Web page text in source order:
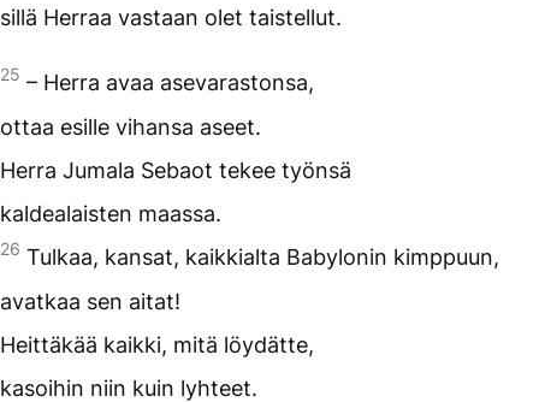
sillä Herraa vastaan olet taistellut.
25 – Herra avaa asevarastonsa,
ottaa esille vihansa aseet.
Herra Jumala Sebaot tekee työnsä
kaldealaisten maassa.
26 Tulkaa, kansat, kaikkialta Babylonin kimppuun,
avatkaa sen aitat!
Heittäkää kaikki, mitä löydätte,
kasoihin niin kuin lyhteet.